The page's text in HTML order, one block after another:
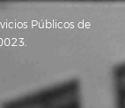
Públicos de